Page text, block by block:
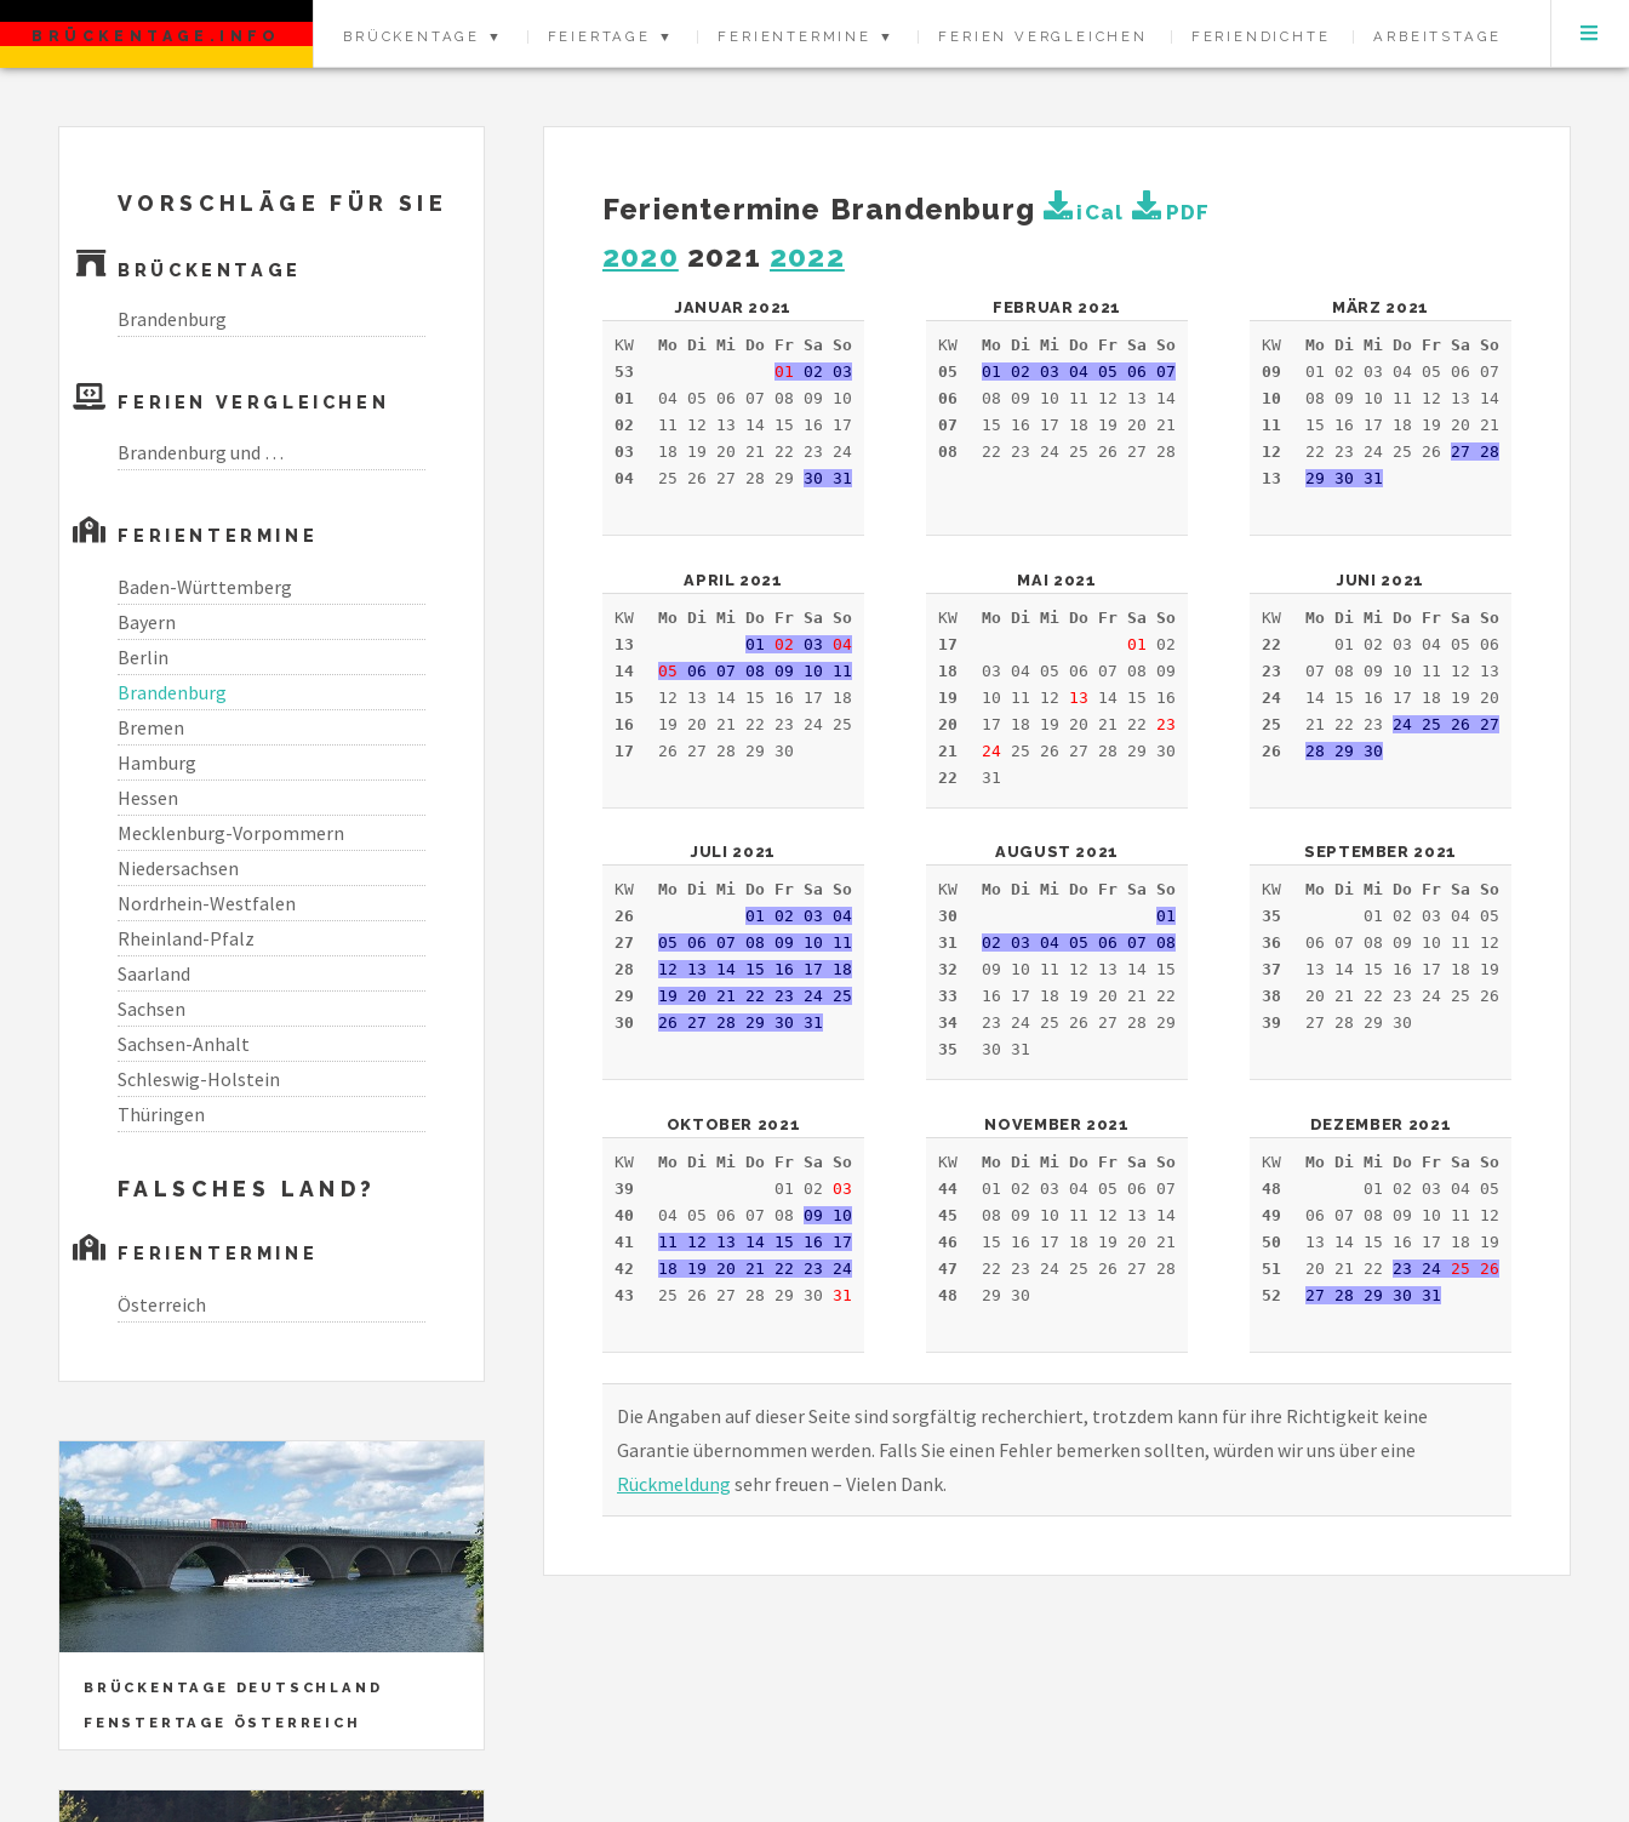
BRÜCKENTAGE.INFO BRÜCKENTAGE ▼ FEIERTAGE ▼ FERIENTERMINE ▼ FERIEN VERGLEICHEN FERIENDICHTE ARBEITSTAGE
Ferientermine Brandenburg iCal PDF
2020 2021 2022
JANUAR 2021
KW
53
01
02
03
04
Mo Di Mi Do Fr Sa So
01 02 03
04 05 06 07 08 09 10
11 12 13 14 15 16 17
18 19 20 21 22 23 24
25 26 27 28 29 30 31
FEBRUAR 2021
KW
05
06
07
08
Mo Di Mi Do Fr Sa So
01 02 03 04 05 06 07
08 09 10 11 12 13 14
15 16 17 18 19 20 21
22 23 24 25 26 27 28
MÄRZ 2021
KW
09
10
11
12
13
Mo Di Mi Do Fr Sa So
01 02 03 04 05 06 07
08 09 10 11 12 13 14
15 16 17 18 19 20 21
22 23 24 25 26 27 28
29 30 31
APRIL 2021
KW
13
14
15
16
17
Mo Di Mi Do Fr Sa So
01 02 03 04
05 06 07 08 09 10 11
12 13 14 15 16 17 18
19 20 21 22 23 24 25
26 27 28 29 30
MAI 2021
KW
17
18
19
20
21
22
Mo Di Mi Do Fr Sa So
01
02
03 04 05 06 07 08 09
10 11 12 13 14 15 16
17 18 19 20 21 22 23
2425 26 27 28 29 30
31
JUNI 2021
KW
22
23
24
25
26
Mo Di Mi Do Fr Sa So
01 02 03 04 05 06
07 08 09 10 11 12 13
14 15 16 17 18 19 20
21 22 23 24 25 26 27
28 29 30
JULI 2021
KW
26
27
28
29
30
Mo Di Mi Do Fr Sa So
01 02 03 04
05 06 07 08 09 10 11
12 13 14 15 16 17 18
19 20 21 22 23 24 25
26 27 28 29 30 31
AUGUST 2021
KW
30
31
32
33
34
35
Mo Di Mi Do Fr Sa So
01
02 03 04 05 06 07 08
09 10 11 12 13 14 15
16 17 18 19 20 21 22
23 24 25 26 27 28 29
30 31
SEPTEMBER 2021
KW
35
36
37
38
39
Mo Di Mi Do Fr Sa So
01 02 03 04 05
06 07 08 09 10 11 12
13 14 15 16 17 18 19
20 21 22 23 24 25 26
27 28 29 30
OKTOBER 2021
KW
39
40
41
42
43
Mo Di Mi Do Fr Sa So
01 02 03
04 05 06 07 08 09 10
11 12 13 14 15 16 17
18 19 20 21 22 23 24
25 26 27 28 29 30 31
NOVEMBER 2021
KW
44
45
46
47
48
Mo Di Mi Do Fr Sa So
01 02 03 04 05 06 07
08 09 10 11 12 13 14
15 16 17 18 19 20 21
22 23 24 25 26 27 28
29 30
DEZEMBER 2021
KW
48
49
50
51
52
Mo Di Mi Do Fr Sa So
01 02 03 04 05
06 07 08 09 10 11 12
13 14 15 16 17 18 19
20 21 22 23 24 25
26
27 28 29 30 31
Die Angaben auf dieser Seite sind sorgfältig recherchiert, trotzdem kann für ihre Richtigkeit keine
Garantie übernommen werden. Falls Sie einen Fehler bemerken sollten, würden wir uns über eine
Rückmeldung sehr freuen – Vielen Dank.
VORSCHLÄGE FÜR SIE
BRÜCKENTAGE
Brandenburg
FERIEN VERGLEICHEN
Brandenburg und …
FERIENTERMINE
Baden-Württemberg
Bayern
Berlin
Brandenburg
Bremen
Hamburg
Hessen
Mecklenburg-Vorpommern
Niedersachsen
Nordrhein-Westfalen
Rheinland-Pfalz
Saarland
Sachsen
Sachsen-Anhalt
Schleswig-Holstein
Thüringen
FALSCHES LAND?
FERIENTERMINE
Österreich
BRÜCKENTAGE DEUTSCHLAND
FENSTERTAGE ÖSTERREICH